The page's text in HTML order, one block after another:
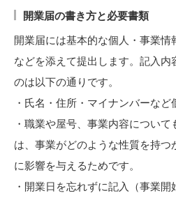
開業届の書き方と必要書類
開業届には基本的な個人・事業
などを添えて提出します。記入内
のは以下の通りです。
・氏名・住所・マイナンバーなど
・職業や屋号、事業内容につい
は、事業がどのような性質を持
に影響を与えるためです。
・開業日を忘れずに記入（事業開